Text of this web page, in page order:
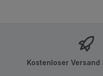
Kostenloser Versand